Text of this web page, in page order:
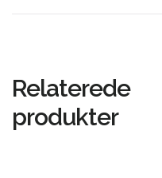
Relaterede
produkter